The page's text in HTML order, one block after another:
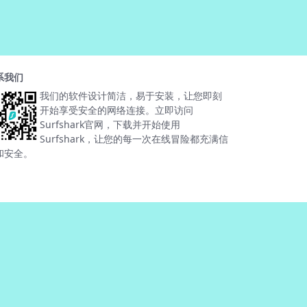
我们
我们的软件设计简洁，易于安装，让您即刻
开始享受安全的网络连接。立即访问
Surfshark官网，下载并开始使用
Surfshark，让您的每一次在线冒险都充满信
全。